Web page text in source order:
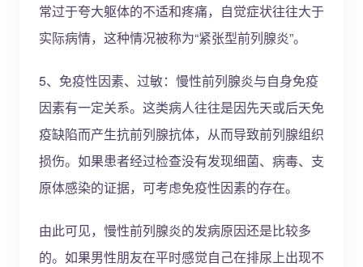
常过于夸大躯体的不适和疼痛，自觉症状往往大于
实际病情，这种情况被称为“紧张型前列腺炎”。
5、免疫性因素、过敏：慢性前列腺炎与自身免疫
因素有一定关系。这类病人往往是因先天或后天免
疫缺陷而产生抗前列腺抗体，从而导致前列腺组织
损伤。如果患者经过检查没有发现细菌、病毒、支
原体感染的证据，可考虑免疫性因素的存在。
由此可见，慢性前列腺炎的发病原因还是比较多
的。如果男性朋友在平时感觉自己在排尿上出现不